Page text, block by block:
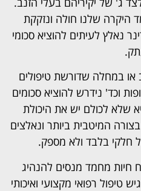
היקרה שלנו חולה ונזקקת
נאלץ לעיתים להוציא סכומי
או במחלה שדורשת טיפולים
וכד' נידרש להוציא סכומים
שלא לכולם יש את היכולת
המיטבית ביותר ונאלצים
חלקי בלבד ולא מספק.
חיות מחמד מנסים להנהיג
טיפול רפואי מקצועי ואיכותי